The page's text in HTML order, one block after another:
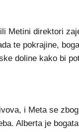
Metini direktori
te pokrajine,
doline kako bi
i Meta se
Alberta je